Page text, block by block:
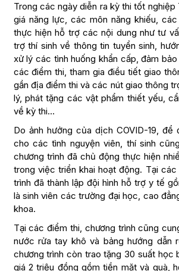
Trong các ngày diễn ra kỳ thi tốt nghiệp
giá năng lực, các môn năng khiếu,
thực hiện hỗ trợ các nội dung như tư
trợ thí sinh về thông tin tuyển sinh,
xử lý các tình huống khẩn cấp, đảm
các điểm thi, tham gia điều tiết giao
gần địa điểm thi và các nút giao thông
lý, phát tặng các vật phẩm thiết yếu,
về kỳ thi…
Do ảnh hưởng của dịch COVID-19, để
cho các tình nguyện viên, thí sinh
chương trình đã chủ động thực hiện
trong việc triển khai hoạt động. Tại
trình đã thành lập đội hình hỗ trợ y tế
là sinh viên các trường đại học, cao
khoa.
Tại các điểm thi, chương trình cũng
nước rửa tay khô và bảng hướng dẫn
chương trình còn trao tặng 30 suất học
giá 2 triệu đồng gồm tiền mặt và quà,